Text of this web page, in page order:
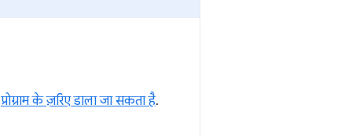
प्रोग्राम के ज़रिए डाला जा सकता है.